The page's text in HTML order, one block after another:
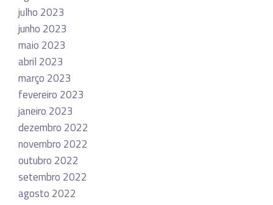
julho 2023
junho 2023
maio 2023
abril 2023
março 2023
fevereiro 2023
janeiro 2023
dezembro 2022
novembro 2022
outubro 2022
setembro 2022
agosto 2022